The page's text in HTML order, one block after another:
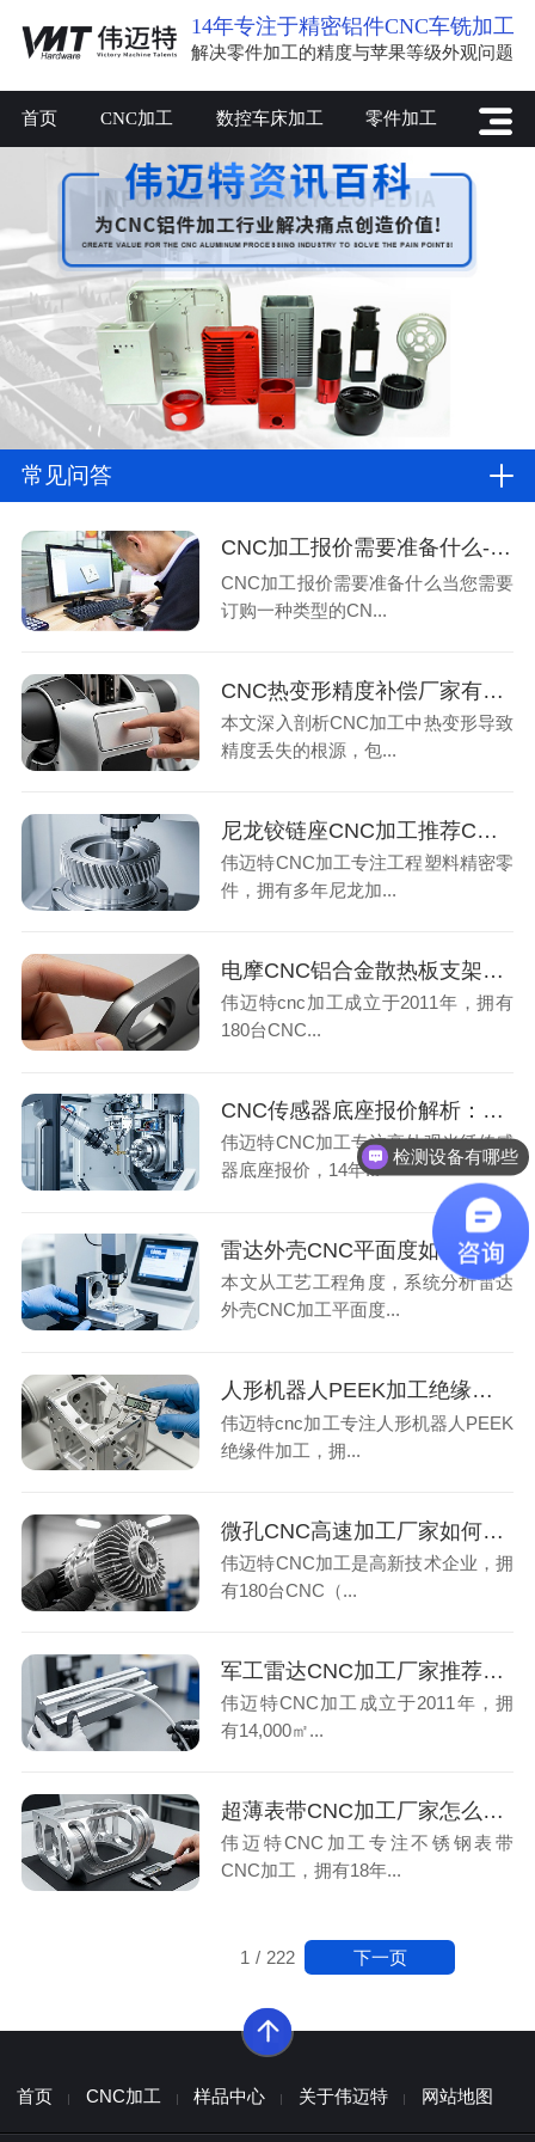
14年专注于精密铝件CNC车铣加工
解决零件加工的精度与苹果等级外观问题
首页 CNC加工 数控车床加工 零件加工
常见问答
CNC加工报价需要准备什么-深圳伟迈特
CNC加工报价需要准备什么当您需要
订购一种类型的CN...
CNC热变形精度补偿厂家有哪些关键手段？加工厂3个要点保批量精度
本文深入剖析CNC加工中热变形导致
精度丢失的根源，包...
尼龙铰链座CNC加工推荐CNC加工厂家如何保证控制要点判断方法5项指标
伟迈特CNC加工专注工程塑料精密零
件，拥有多年尼龙加...
电摩CNC铝合金散热板支架厂家怎么选？3个加工关键点判断质量
伟迈特cnc加工成立于2011年，拥有
180台CNC...
CNC传感器底座报价解析：高外观加工厂家用3大精度检测保证批量交付
伟迈特CNC加工专注高外观光纤传感
器底座报价，14年...
雷达外壳CNC平面度如何保证？厂家常用5项检测指标解析
本文从工艺工程角度，系统分析雷达
外壳CNC加工平面度...
人形机器人PEEK加工绝缘件变形案例：厂家用5项指标精准解决
伟迈特cnc加工专注人形机器人PEEK
绝缘件加工，拥...
微孔CNC高速加工厂家如何保证批量精度？3道工序管控与效率实测
伟迈特CNC加工是高新技术企业，拥
有180台CNC（...
军工雷达CNC加工厂家推荐：3项核心指标筛选高精度批量交付方案
伟迈特CNC加工成立于2011年，拥
有14,000㎡...
超薄表带CNC加工厂家怎么选？看5项精度指标与批量一致性案例
伟迈特CNC加工专注不锈钢表带
CNC加工，拥有18年...
1 / 222 下一页
首页 CNC加工 样品中心 关于伟迈特 网站地图
检测设备有哪些